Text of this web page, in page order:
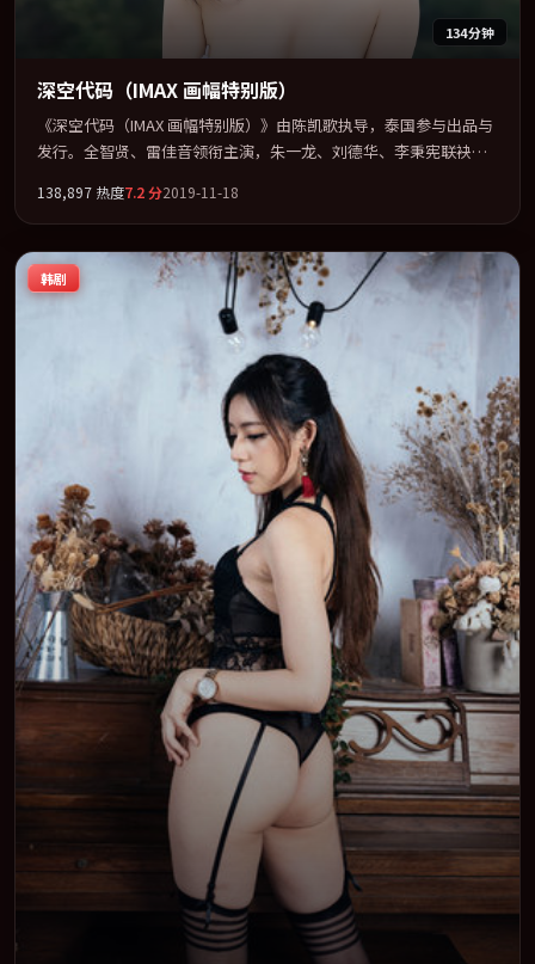
134分钟
深空代码（IMAX 画幅特别版）
《深空代码（IMAX 画幅特别版）》由陈凯歌执导，泰国参与出品与
发行。全智贤、雷佳音领衔主演，朱一龙、刘德华、李秉宪联袂出
罪」类型为骨架，在叙事、表演与视听上力求统一。定于 2019-05-
12 在内地院线及主流平台同步亮相，2019 年度话题片中口碑稳健，
适合喜欢强情节与人物弧光的观众完整观看。
138,897 热度7.2分2019-11-18
韩剧